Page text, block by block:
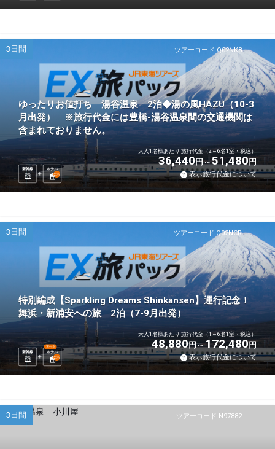
ツアーコード Q02NK8
3日間
ゆったりお値打ち 湯谷温泉 2泊◆湯の風HAZU（10-3
月出発） ※旅行代金には豊橋-湯谷温泉間の交通機関は
含まれておりません。
新幹線
ホテル
2泊
大人1名様あたり 旅行代金（2～6名1室・税込）
36,440円 51,480円
表示旅行代金について
ツアーコード Q02NCR
3日間
特別編成【Sparkling Dreams Shinkansen】運行記念！
舞浜・新浦安への旅 2泊（7-9月出発）
新幹線 ホテル
選べる
2泊
大人1名様あたり 旅行代金（1～6名1室・税込）
48,880円 172,480円
表示旅行代金について
ツアーコード N97882
3日間